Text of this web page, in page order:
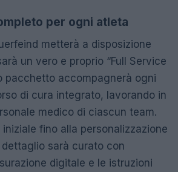
per ogni atleta
metterà a disposizione
un vero e proprio “Full Service
pacchetto accompagnerà ogni
di cura integrato, lavorando in
medico di ciascun team.
fino alla personalizzazione
sarà curato con
digitale e le istruzioni